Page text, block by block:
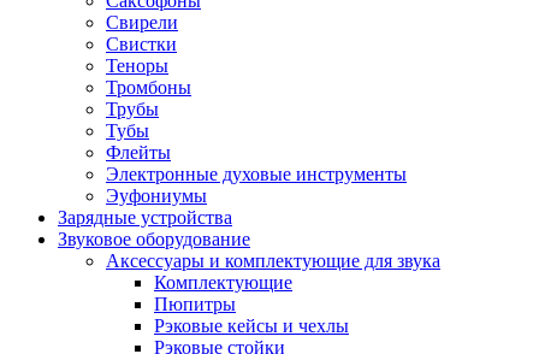
Свирели
Свистки
Теноры
Тромбоны
Трубы
Тубы
Флейты
Электронные духовые инструменты
Эуфониумы
Зарядные устройства
Звуковое оборудование
Аксессуары и комплектующие для звука
Комплектующие
Пюпитры
Рэковые кейсы и чехлы
Рэковые стойки